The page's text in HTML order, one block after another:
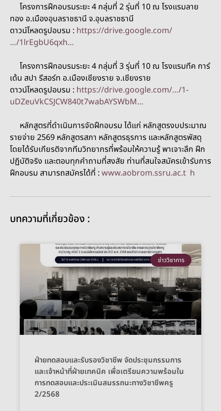
โครงการฝึกอบรมระยะ 4 กลุ่มที่ 2 รุ่นที่ 10 ณ โรงแรมลาย
ทอง อ.เมืองอุบลราชธานี จ.อุบลราชธานี
ดาวน์โหลดรูปอบรม : https://drive.google.com/
…/1lrEgbU6qxh…
โครงการฝึกอบรมระยะ 4 กลุ่มที่ 3 รุ่นที่ 10 ณ โรงแรมทีค การ์
เด้น สปา รีสอร์ท อ.เมืองเชียงราย จ.เชียงราย
ดาวน์โหลดรูปอบรม : https://drive.google.com/…/1-
uDZeuVkCSJCW840t7wabAYSWbM…
หลักสูตรที่ดำเนินการจัดฝึกอบรม ได้แก่ หลักสูตรงบประมาณ
รายจ่าย 2569 หลักสูตรสภา หลักสูตรธุรการ และหลักสูตรพัสดุ
โดยได้รับเกียรติจากทีมวิทยากรที่พร้อมให้ความรู้ พาเจาะลึก ฝึก
ปฏิบัติจริง และตอบทุกคำถามที่สงสัย ท่านที่สนใจสมัครเข้ารับการ
ฝึกอบรม สามารถสมัครได้ที่ : www.aobrom.ssru.ac.t h
บทความที่เกี่ยวข้อง :
ข่าววิชาการ
ฝ่ายทดสอบและรับรองวิชาชีพ จัดประชุมกรรมการ
และเจ้าหน้าที่ฝ่ายเทคนิค เพื่อเตรียมความพร้อมใน
การทดสอบและประเมินสมรรถนะทางวิชาชีพครู
2/2568